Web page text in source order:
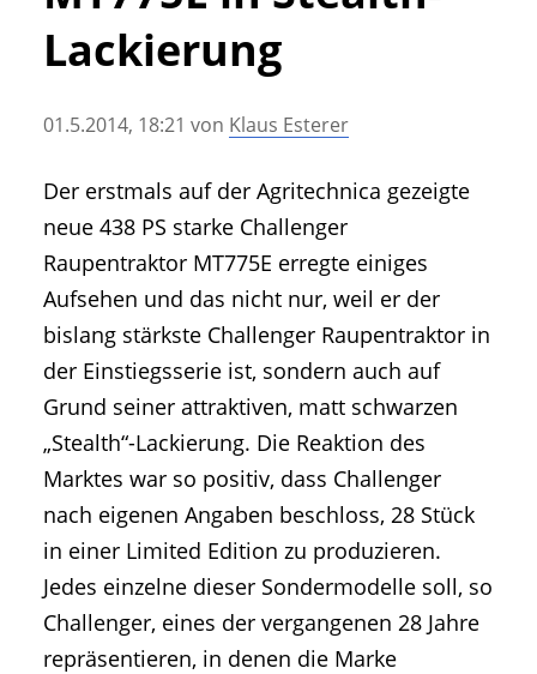
• Messen und Veranstaltungen
• Agritechnica Neuheiten Archiv
Lackierung
01.5.2014, 18:21 von Klaus Esterer
Der erstmals auf der Agritechnica gezeigte
neue 438 PS starke Challenger
Raupentraktor MT775E erregte einiges
Aufsehen und das nicht nur, weil er der
bislang stärkste Challenger Raupentraktor in
der Einstiegsserie ist, sondern auch auf
Grund seiner attraktiven, matt schwarzen
„Stealth“-Lackierung. Die Reaktion des
Marktes war so positiv, dass Challenger
nach eigenen Angaben beschloss, 28 Stück
in einer Limited Edition zu produzieren.
Jedes einzelne dieser Sondermodelle soll, so
Challenger, eines der vergangenen 28 Jahre
repräsentieren, in denen die Marke